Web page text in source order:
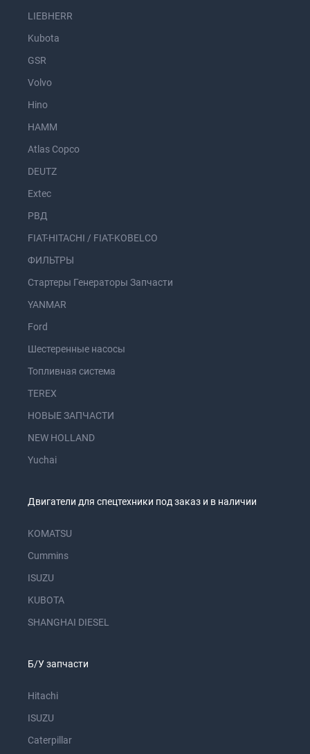
LIEBHERR
Kubota
GSR
Volvo
Hino
HAMM
Atlas Copco
DEUTZ
Extec
РВД
FIAT-HITACHI / FIAT-KOBELCO
ФИЛЬТРЫ
Стартеры Генераторы Запчасти
YANMAR
Ford
Шестеренные насосы
Топливная система
TEREX
НОВЫЕ ЗАПЧАСТИ
NEW HOLLAND
Yuchai
Двигатели для спецтехники под заказ и в наличии
KOMATSU
Cummins
ISUZU
KUBOTA
SHANGHAI DIESEL
Б/У запчасти
Hitachi
ISUZU
Caterpillar